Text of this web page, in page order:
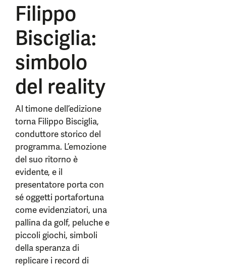
Filippo
Bisciglia:
simbolo
del reality
Al timone dell’edizione
torna Filippo Bisciglia,
conduttore storico del
programma. L’emozione
del suo ritorno è
evidente, e il
presentatore porta con
sé oggetti portafortuna
come evidenziatori, una
pallina da golf, peluche e
piccoli giochi, simboli
della speranza di
replicare i record di